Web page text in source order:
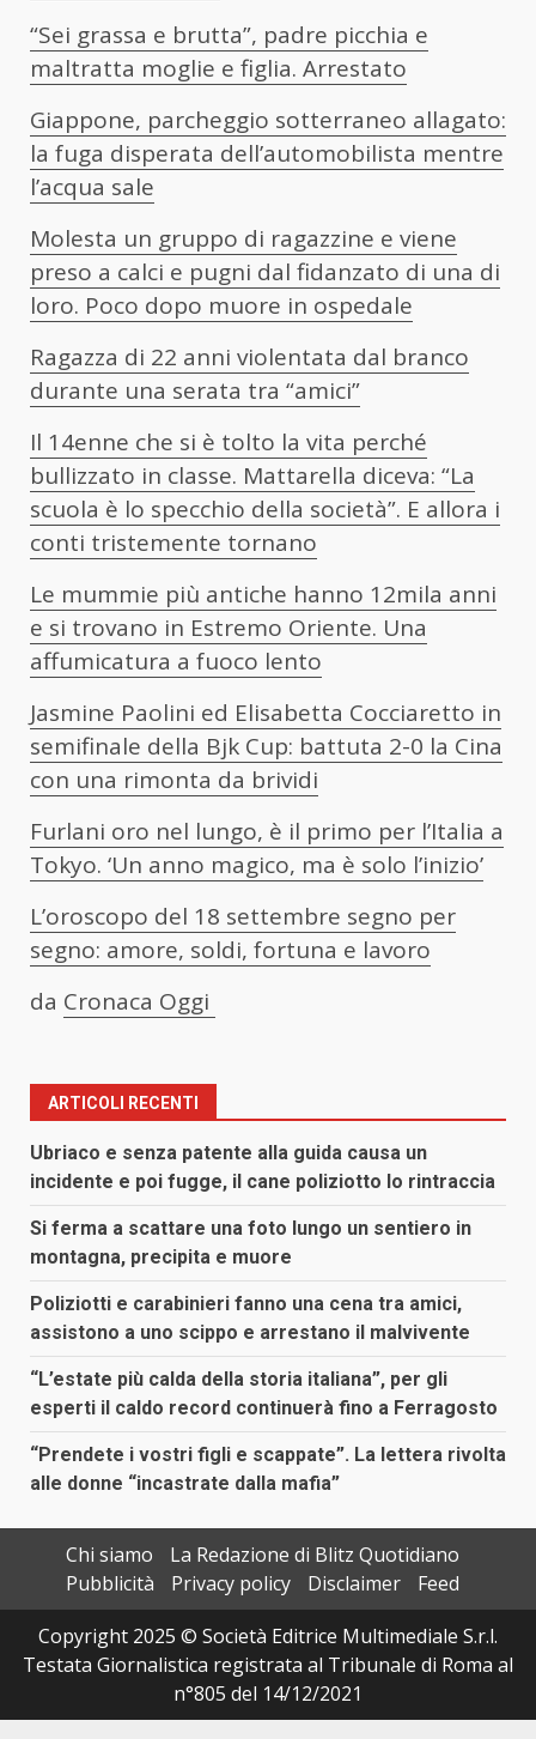
“Sei grassa e brutta”, padre picchia e
maltratta moglie e figlia. Arrestato
Giappone, parcheggio sotterraneo allagato:
la fuga disperata dell’automobilista mentre
l’acqua sale
Molesta un gruppo di ragazzine e viene
preso a calci e pugni dal fidanzato di una di
loro. Poco dopo muore in ospedale
Ragazza di 22 anni violentata dal branco
durante una serata tra “amici”
Il 14enne che si è tolto la vita perché
bullizzato in classe. Mattarella diceva: “La
scuola è lo specchio della società”. E allora i
conti tristemente tornano
Le mummie più antiche hanno 12mila anni
e si trovano in Estremo Oriente. Una
affumicatura a fuoco lento
Jasmine Paolini ed Elisabetta Cocciaretto in
semifinale della Bjk Cup: battuta 2-0 la Cina
con una rimonta da brividi
Furlani oro nel lungo, è il primo per l’Italia a
Tokyo. ‘Un anno magico, ma è solo l’inizio’
L’oroscopo del 18 settembre segno per
segno: amore, soldi, fortuna e lavoro
da Cronaca Oggi
ARTICOLI RECENTI
Ubriaco e senza patente alla guida causa un
incidente e poi fugge, il cane poliziotto lo rintraccia
Si ferma a scattare una foto lungo un sentiero in
montagna, precipita e muore
Poliziotti e carabinieri fanno una cena tra amici,
assistono a uno scippo e arrestano il malvivente
“L’estate più calda della storia italiana”, per gli
esperti il caldo record continuerà fino a Ferragosto
“Prendete i vostri figli e scappate”. La lettera rivolta
alle donne “incastrate dalla mafia”
Chi siamo
La Redazione di Blitz Quotidiano
Pubblicità
Privacy policy Disclaimer
Feed
Copyright 2025 © Società Editrice Multimediale S.r.l.
Testata Giornalistica registrata al Tribunale di Roma al
n°805 del 14/12/2021